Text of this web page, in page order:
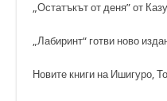
„Остатъкът от деня” от
„Лабиринт“ готви ново
Новите книги на Ишигуро,